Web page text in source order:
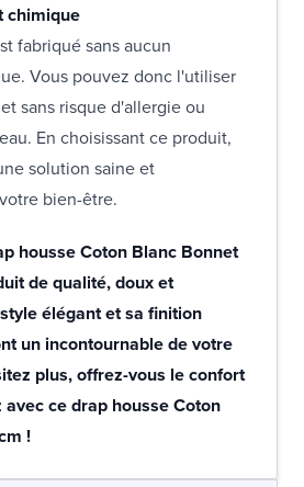
chimique
fabriqué sans aucun
Vous pouvez donc l'utiliser
sans risque d'allergie ou
En choisissant ce produit,
solution saine et
bien-être.
housse Coton Blanc Bonnet
de qualité, doux et
élégant et sa finition
un incontournable de votre
plus, offrez-vous le confort
ce drap housse Coton
!